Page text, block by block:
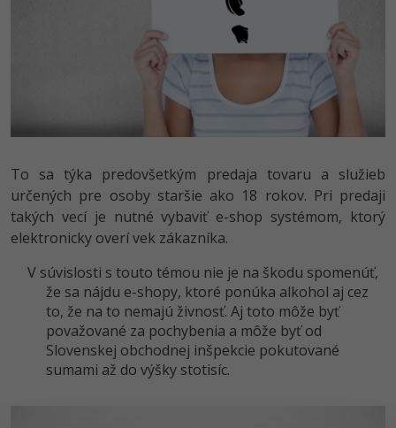
To sa týka predovšetkým predaja tovaru a služieb
určených pre osoby staršie ako 18 rokov. Pri predaji
takých vecí je nutné vybaviť e-shop systémom, ktorý
elektronicky overí vek zákazníka.
V súvislosti s touto témou nie je na škodu spomenúť,
že sa nájdu e-shopy, ktoré ponúka alkohol aj cez
to, že na to nemajú živnosť. Aj toto môže byť
považované za pochybenia a môže byť od
Slovenskej obchodnej inšpekcie pokutované
sumami až do výšky stotisíc.